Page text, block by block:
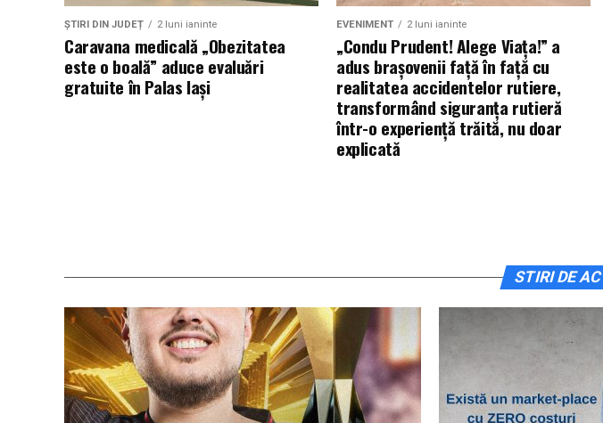
ȘTIRI DIN JUDEȚ 2 luni ianinte
Caravana medicală „Obezitatea
este o boală” aduce evaluări
gratuite în Palas Iași
EVENIMENT 2 luni ianinte
„Condu Prudent! Alege Viața!” a
adus brașovenii față în față cu
realitatea accidentelor rutiere,
transformând siguranța rutieră
într-o experiență trăită, nu doar
explicată
STIRI DE